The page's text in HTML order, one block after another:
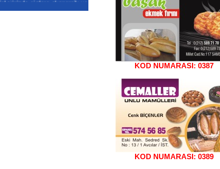
KOD NUMARASI: 0387
KOD NUMARASI: 0389